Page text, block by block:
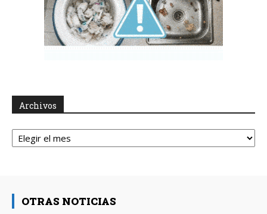
Archivos
Archivos
OTRAS NOTICIAS